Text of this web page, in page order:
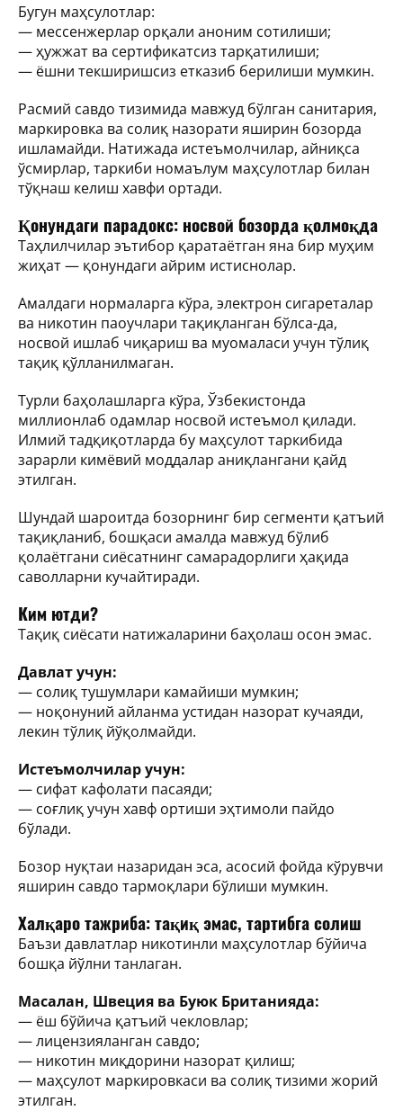
Бугун маҳсулотлар:
— мессенжерлар орқали аноним сотилиши;
— ҳужжат ва сертификатсиз тарқатилиши;
— ёшни текширишсиз етказиб берилиши мумкин.
Расмий савдо тизимида мавжуд бўлган санитария,
маркировка ва солиқ назорати яширин бозорда
ишламайди. Натижада истеъмолчилар, айниқса
ўсмирлар, таркиби номаълум маҳсулотлар билан
тўқнаш келиш хавфи ортади.
Қонундаги парадокс: носвой бозорда қолмоқда
Таҳлилчилар эътибор қаратаётган яна бир муҳим
жиҳат — қонундаги айрим истиснолар.
Амалдаги нормаларга кўра, электрон сигареталар
ва никотин паоучлари тақиқланган бўлса-да,
носвой ишлаб чиқариш ва муомаласи учун тўлиқ
тақиқ қўлланилмаган.
Турли баҳолашларга кўра, Ўзбекистонда
миллионлаб одамлар носвой истеъмол қилади.
Илмий тадқиқотларда бу маҳсулот таркибида
зарарли кимёвий моддалар аниқлангани қайд
этилган.
Шундай шароитда бозорнинг бир сегменти қатъий
тақиқланиб, бошқаси амалда мавжуд бўлиб
қолаётгани сиёсатнинг самарадорлиги ҳақида
саволларни кучайтиради.
Ким ютди?
Тақиқ сиёсати натижаларини баҳолаш осон эмас.
Давлат учун:
— солиқ тушумлари камайиши мумкин;
— ноқонуний айланма устидан назорат кучаяди,
лекин тўлиқ йўқолмайди.
Истеъмолчилар учун:
— сифат кафолати пасаяди;
— соғлиқ учун хавф ортиши эҳтимоли пайдо
бўлади.
Бозор нуқтаи назаридан эса, асосий фойда кўрувчи
яширин савдо тармоқлари бўлиши мумкин.
Халқаро тажриба: тақиқ эмас, тартибга солиш
Баъзи давлатлар никотинли маҳсулотлар бўйича
бошқа йўлни танлаган.
Масалан, Швеция ва Буюк Британияда:
— ёш бўйича қатъий чекловлар;
— лицензияланган савдо;
— никотин миқдорини назорат қилиш;
— маҳсулот маркировкаси ва солиқ тизими жорий
этилган.